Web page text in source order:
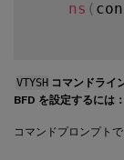
ns (
VTYSH コマンドライ
BFD を設定するには：
コマンドプロンプト